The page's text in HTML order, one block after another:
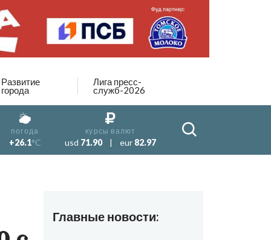
Развитие
города
Лига пресс-
служб-2026
погода
+26.1°C
курсы валют
usd 71.90 | eur 82.97
Главные новости: